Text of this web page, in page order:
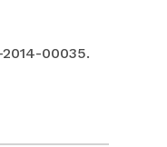
2014-00035.